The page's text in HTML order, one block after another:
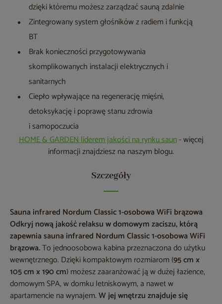
dzięki któremu możesz zarządzać sauną zdalnie
Zintegrowany system głośników z radiem i funkcją
BT
Brak konieczności przygotowywania
skomplikowanych instalacji elektrycznych i
sanitarnych
Ciepło wpływające na regenerację mięśni,
detoksykację i poprawę stanu zdrowia
i samopoczucia
HOME & GARDEN liderem jakości na rynku saun- więcej
informacji znajdziesz na naszym blogu.
Szczegóły
Sauna infrared Nordum Classic 1-osobowa WiFi brązowa
Odkryj nową jakość relaksu w domowym zaciszu, którą
zapewnia sauna infrared Nordum Classic 1-osobowa WiFi
brązowa.To jednoosobowa kabina przeznaczona do użytku
wewnętrznego. Dzięki kompaktowym rozmiarom (95 cm x
105 cm x 190 cm) możesz zaaranżować ją w dużej łazience,
domowym SPA, w domku letniskowym, a nawet w
apartamencie na wynajem.W jej wnętrzu znajduje się